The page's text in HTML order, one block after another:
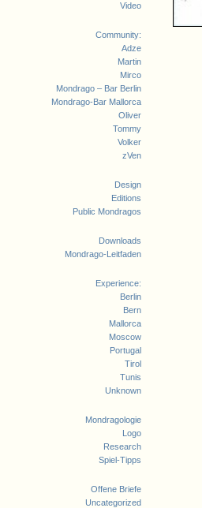
Video
Community:
Adze
Martin
Mirco
Mondrago – Bar Berlin
Mondrago-Bar Mallorca
Oliver
Tommy
Volker
zVen
Design
Editions
Public Mondragos
Downloads
Mondrago-Leitfaden
Experience:
Berlin
Bern
Mallorca
Moscow
Portugal
Tirol
Tunis
Unknown
Mondragologie
Logo
Research
Spiel-Tipps
Offene Briefe
Uncategorized